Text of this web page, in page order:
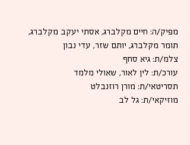
מפיק/ה: חיים מקלברג, אסתי יעקב מקלברג,
תומר מקלברג, יותם שזר, עדי נבון
צלמ/ת: גיא סחף
עורכ/ת: לין לאור, שאולי מלמד
תסריטאי/ת: מורן רוזנבלט
מוזיקאי/ת: גל לב